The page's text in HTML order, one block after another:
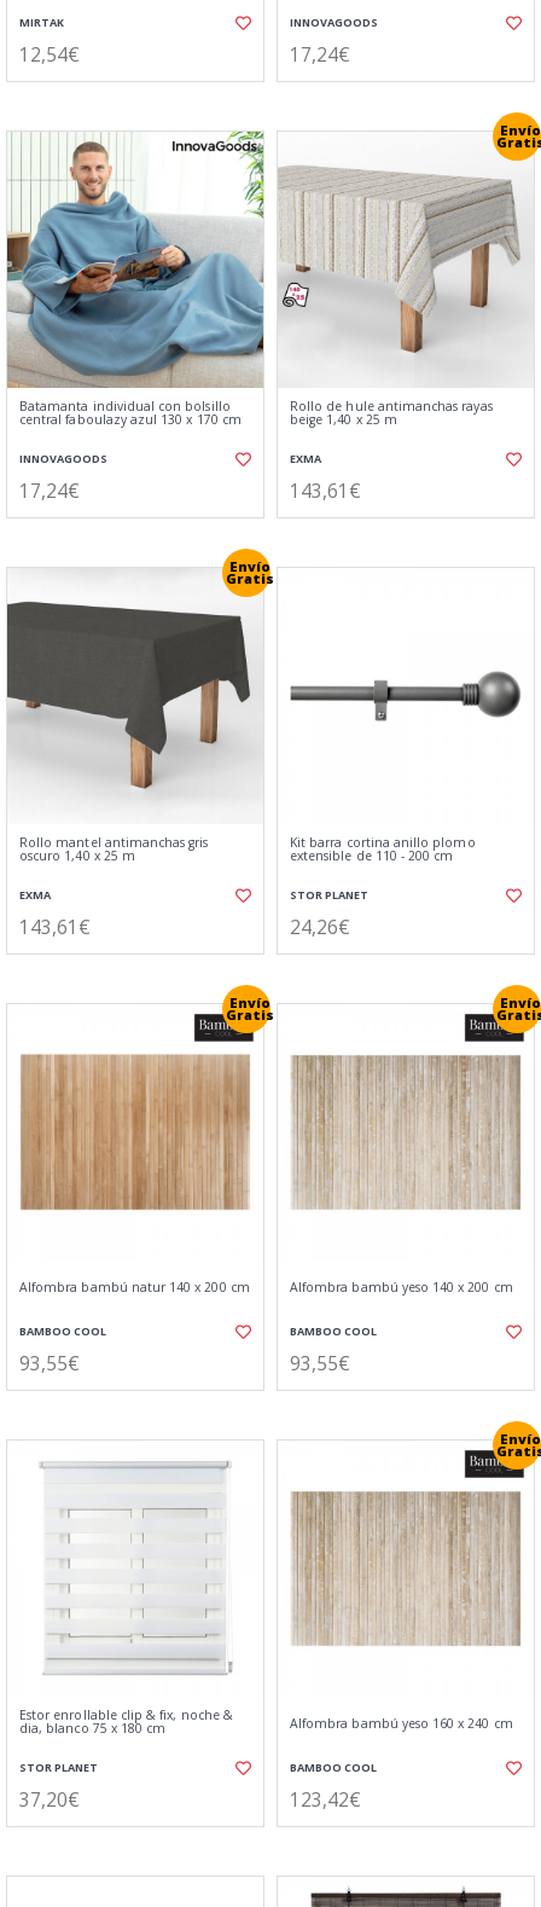
MIRTAK
12,54€
INNOVAGOODS
17,24€
Batamanta individual con bolsillo
central faboulazy azul 130 x 170 cm
INNOVAGOODS
17,24€
Envío
Rollo de hule antimanchas rayas
beige 1,40 x 25 m
EXMA
143,61€
Envío
Gratis
Rollo mantel antimanchas gris
oscuro 1,40 x 25 m
EXMA
143,61€
Kit barra cortina anillo plomo
extensible de 110 - 200 cm
STOR PLANET
24,26€
Envío
Gratis
Alfombra bambú natur 140 x 200 cm
BAMBOO COOL
93,55€
Envío
Alfombra bambú yeso 140 x 200 cm
BAMBOO COOL
93,55€
Estor enrollable clip & fix, noche &
dia, blanco 75 x 180 cm
STOR PLANET
37,20€
Envío
Alfombra bambú yeso 160 x 240 cm
BAMBOO COOL
123,42€